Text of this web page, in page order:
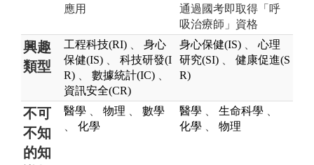
應用
通過國考即取得「呼
吸治療師」資格
興趣
類型
工程科技(RI)
身心
保健(IS)
科技研發(I
R)
數據統計(IC)
資訊安全(CR)
身心保健(IS)
心理
研究(SI)
健康促進(S
R)
不可
不知
的知
醫學 物理
數學
化學
醫學 生命科學
化學
物理